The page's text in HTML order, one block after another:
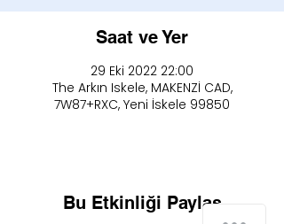
Saat ve Yer
29 Eki 2022 22:00
The Arkın Iskele, MAKENZİ CAD,
7W87+RXC, Yeni İskele 99850
Bu Etkinliği Paylaş